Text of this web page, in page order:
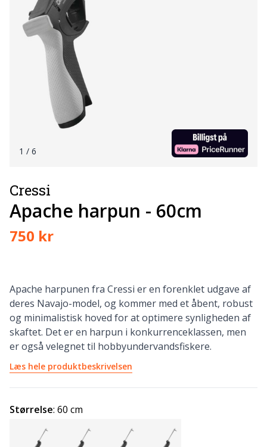
1 / 6
Cressi
Apache harpun - 60cm
750 kr
Apache harpunen fra Cressi er en forenklet udgave af
deres Navajo-model, og kommer med et åbent, robust
og minimalistisk hoved for at optimere synligheden af
skaftet. Det er en harpun i konkurrenceklassen, men
er også velegnet til hobbyundervandsfiskere.
Læs hele produktbeskrivelsen
Størrelse: 60 cm